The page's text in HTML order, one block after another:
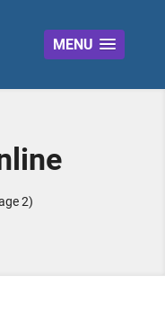
MENU
2)